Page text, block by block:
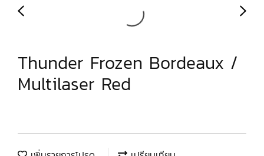
Thunder Frozen Bordeaux /
Multilaser Red